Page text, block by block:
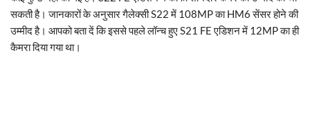
सकती है। जानकारों के अनुसार गैलेक्सी S22 में 108MP का HM6 सेंसर होने की
उम्मीद है। आपको बता दें कि इससे पहले लॉन्च हुए S21 FE एडिशन में 12MP का ही
कैमरा दिया गया था।